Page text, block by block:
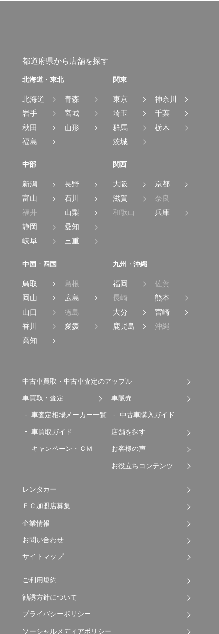
都道府県から店舗を探す
北海道・東北
北海道
青森
岩手
宮城
秋田
山形
福島
関東
東京
神奈川
埼玉
千葉
群馬
栃木
茨城
中部
新潟
長野
富山
石川
福井
山梨
静岡
愛知
岐阜
三重
関西
大阪
京都
滋賀
奈良
和歌山
兵庫
中国・四国
鳥取
島根
岡山
広島
山口
徳島
香川
愛媛
高知
九州・沖縄
福岡
佐賀
長崎
熊本
大分
宮崎
鹿児島
沖縄
中古車買取・中古車査定のアップル
車買取・査定
車査定相場メーカー一覧
車買取ガイド
キャンペーン・ＣＭ
車販売
中古車購入ガイド
店舗を探す
お客様の声
お役立ちコンテンツ
レンタカー
ＦＣ加盟店募集
企業情報
お問い合わせ
サイトマップ
ご利用規約
勧誘方針について
プライバシーポリシー
ソーシャルメディアポリシー